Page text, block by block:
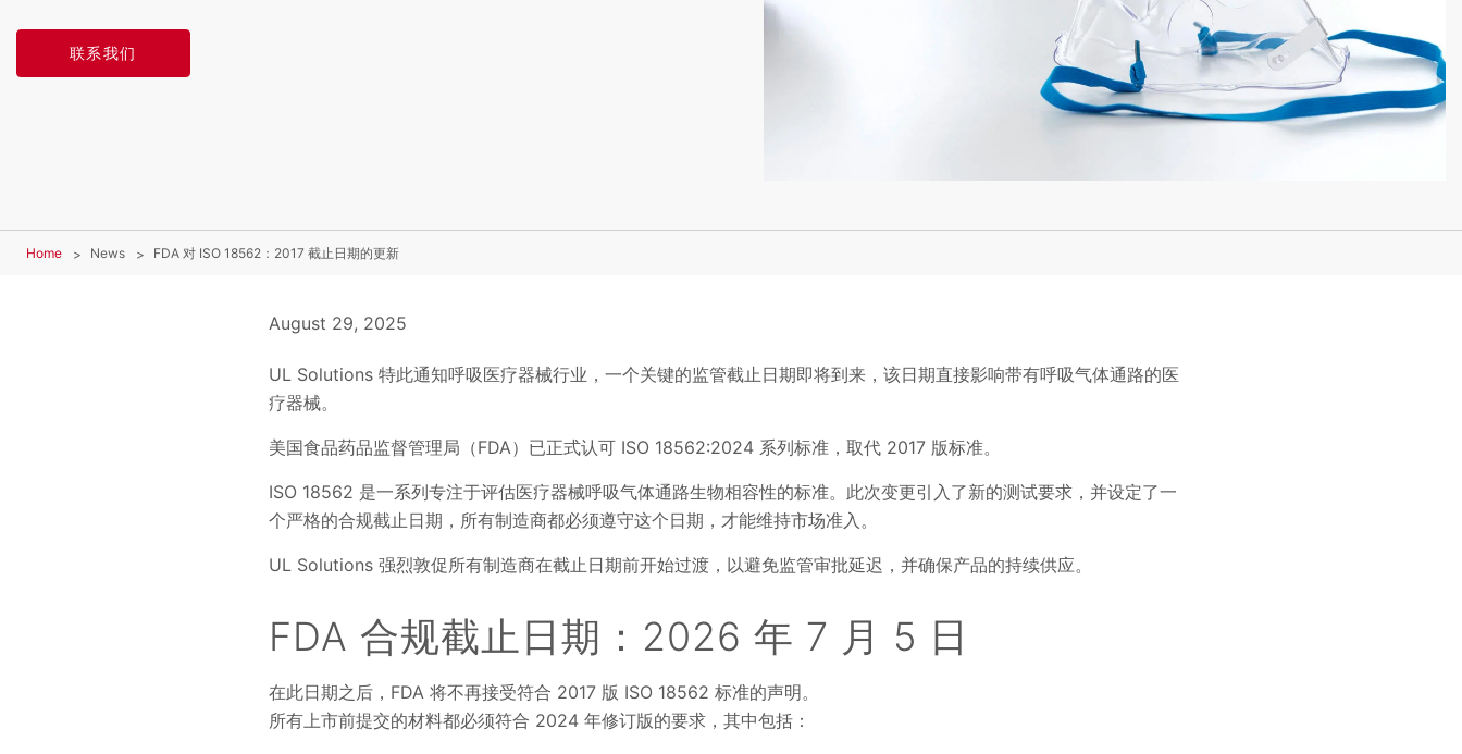
联系我们
Home News FDA 对 ISO 18562：2017 截止日期的更新
August 29, 2025
UL Solutions 特此通知呼吸医疗器械行业，一个关键的监管截止日期即将到来，该日期直接影响带有呼吸气体通路的医
疗器械。
美国食品药品监督管理局（FDA）已正式认可 ISO 18562:2024 系列标准，取代 2017 版标准。
ISO 18562 是一系列专注于评估医疗器械呼吸气体通路生物相容性的标准。此次变更引入了新的测试要求，并设定了一
个严格的合规截止日期，所有制造商都必须遵守这个日期，才能维持市场准入。
UL Solutions 强烈敦促所有制造商在截止日期前开始过渡，以避免监管审批延迟，并确保产品的持续供应。
FDA 合规截止日期：2026 年 7 月 5 日
在此日期之后，FDA 将不再接受符合 2017 版 ISO 18562 标准的声明。
所有上市前提交的材料都必须符合 2024 年修订版的要求，其中包括：